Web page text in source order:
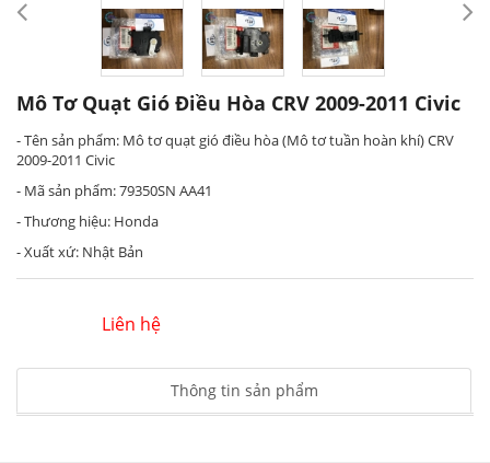
Mô Tơ Quạt Gió Điều Hòa CRV 2009-2011 Civic
- Tên sản phẩm: Mô tơ quạt gió điều hòa (Mô tơ tuần hoàn khí) CRV
2009-2011 Civic
- Mã sản phẩm: 79350SN AA41
- Thương hiệu: Honda
- Xuất xứ: Nhật Bản
Liên hệ
Thông tin sản phẩm